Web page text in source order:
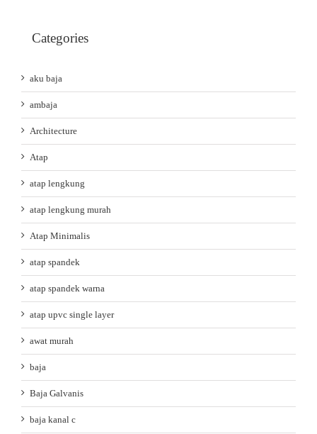
Categories
aku baja
ambaja
Architecture
Atap
atap lengkung
atap lengkung murah
Atap Minimalis
atap spandek
atap spandek warna
atap upvc single layer
awat murah
baja
Baja Galvanis
baja kanal c